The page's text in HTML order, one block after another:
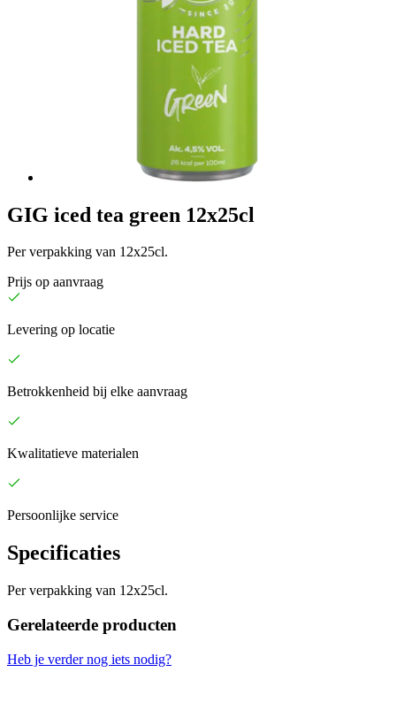
GIG iced tea green 12x25cl
Per verpakking van 12x25cl.
Prijs op aanvraag
Levering op locatie
Betrokkenheid bij elke aanvraag
Kwalitatieve materialen
Persoonlijke service
Specificaties
Per verpakking van 12x25cl.
Gerelateerde producten
Heb je verder nog iets nodig?